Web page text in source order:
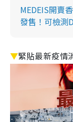
MEDEIS開賣
發售！可檢測
▼緊貼最新疫情